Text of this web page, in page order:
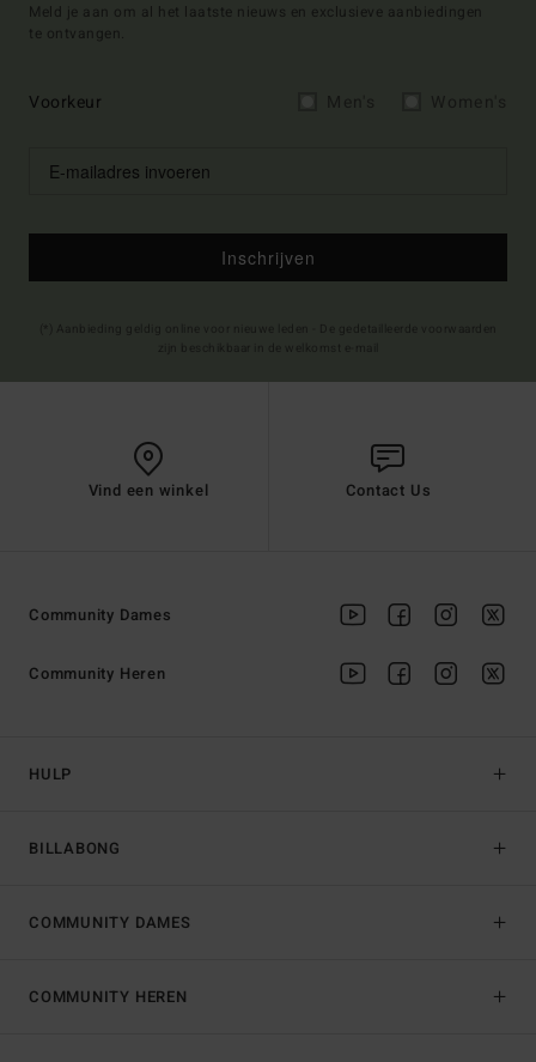
Meld je aan om al het laatste nieuws en exclusieve aanbiedingen
te ontvangen.
Voorkeur
Inschrijven
Vind een winkel Contact Us
HULP
BILLABONG
Community Dames
Community Heren
COMMUNITY DAMES
COMMUNITY HEREN